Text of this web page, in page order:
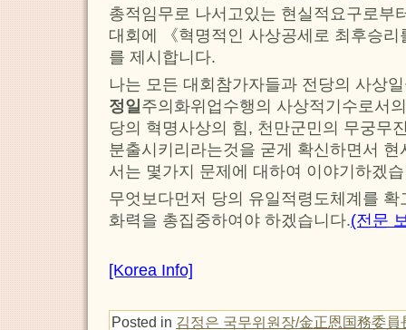
총적임무로 나서고있는 현실적요구로부
대회에 《혁명적인 사상공세로 최후승
를 제시합니다.
나는 모든 대회참가자들과 전당의 사상
정일 주의화위업수행의 사상적기수로서
당의 혁명사상의 힘, 천만군민의 무궁무
분출시키리라는것을 굳게 확신하면서
서는 몇가지 문제에 대하여 이야기하겠
무엇보다먼저 당의 유일적령도체계를
화력을 총집중하여야 하겠습니다.(전문
[Korea Info]
Posted in 김정은 국무위원장/金正恩国務委員